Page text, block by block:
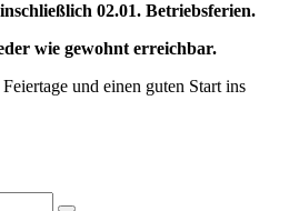
02.01. Betriebsferien.
wie gewohnt erreichbar.
und einen guten Start ins